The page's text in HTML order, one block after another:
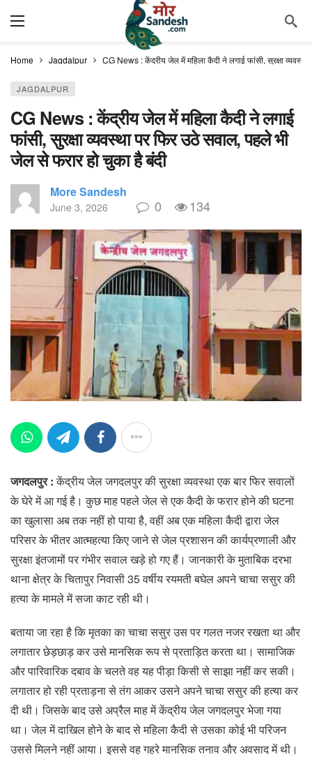
Home Jagdalpur CG News : केंद्रीय जेल में महिला कैदी ने लगाई फांसी, सुरक्षा
JAGDALPUR
CG News : केंद्रीय जेल में महिला कैदी ने लगाई
फांसी, सुरक्षा व्यवस्था पर फिर उठे सवाल, पहले भी
जेल से फरार हो चुका है बंदी
More Sandesh
June 3, 2026 0 134
जगदलपुर :केंद्रीय जेल जगदलपुर की सुरक्षा व्यवस्था एक बार फिर सवालों
के घेरे में आ गई है। कुछ माह पहले जेल से एक कैदी के फरार होने की घटना
का खुलासा अब तक नहीं हो पाया है, वहीं अब एक महिला कैदी द्वारा जेल
परिसर के भीतर आत्महत्या किए जाने से जेल प्रशासन की कार्यप्रणाली और
सुरक्षा इंतजामों पर गंभीर सवाल खड़े हो गए हैं। जानकारी के मुताबिक दरभा
थाना क्षेत्र के चितापुर निवासी 35 वर्षीय रयमती बघेल अपने चाचा ससुर की
हत्या के मामले में सजा काट रही थी।
बताया जा रहा है कि मृतका का चाचा ससुर उस पर गलत नजर रखता था और
लगातार छेड़छाड़ कर उसे मानसिक रूप से प्रताड़ित करता था। सामाजिक
और पारिवारिक दबाव के चलते वह यह पीड़ा किसी से साझा नहीं कर सकी।
लगातार हो रही प्रताड़ना से तंग आकर उसने अपने चाचा ससुर की हत्या कर
दी थी। जिसके बाद उसे अप्रैल माह में केंद्रीय जेल जगदलपुर भेजा गया
था। जेल में दाखिल होने के बाद से महिला कैदी से उसका कोई भी परिजन
उससे मिलने नहीं आया। इससे वह गहरे मानसिक तनाव और अवसाद में थी।